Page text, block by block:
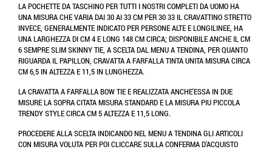
LA POCHETTE DA TASCHINO PER TUTTI I NOSTRI COMPLETI DA UOMO HA
UNA MISURA CHE VARIA DAI 30 AI 33 CM PER 30 33 IL CRAVATTINO STRETTO
INVECE, GENERALMENTE INDICATO PER PERSONE ALTE E LONGILINEE, HA
UNA LARGHEZZA DI CM 4 E LONG 148 CM CIRCA; DISPONIBILE ANCHE IL CM
6 SEMPRE SLIM SKINNY TIE, A SCELTA DAL MENU A TENDINA, PER QUANTO
RIGUARDA IL PAPILLON, CRAVATTA A FARFALLA TINTA UNITA MISURA CIRCA
CM 6,5 IN ALTEZZA E 11,5 IN LUNGHEZZA.
LA CRAVATTA A FARFALLA BOW TIE E REALIZZATA ANCHE'ESSA IN DUE
MISURE LA SOPRA CITATA MISURA STANDARD E LA MISURA PIU PICCOLA
TRENDY STYLE CIRCA CM 5 ALTEZZA E 11,5 LONG.
PROCEDERE ALLA SCELTA INDICANDO NEL MENU A TENDINA GLI ARTICOLI
CON MISURA VOLUTA PER POI CLICCARE SULLA CONFERMA D'ACQUISTO